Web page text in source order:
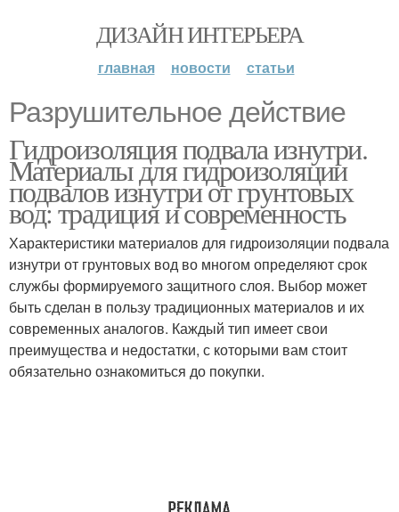
ДИЗАЙН ИНТЕРЬЕРА
главная новости статьи
Разрушительное действие
Гидроизоляция подвала изнутри.
Материалы для гидроизоляции
подвалов изнутри от грунтовых
вод: традиция и современность
Характеристики материалов для гидроизоляции подвала
изнутри от грунтовых вод во многом определяют срок
службы формируемого защитного слоя. Выбор может
быть сделан в пользу традиционных материалов и их
современных аналогов. Каждый тип имеет свои
преимущества и недостатки, с которыми вам стоит
обязательно ознакомиться до покупки.